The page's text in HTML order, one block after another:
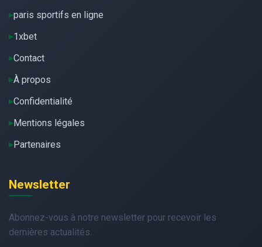
paris sportifs en ligne
1xbet
Contact
À propos
Confidentialité
Mentions légales
Partenaires
Newsletter
Abonnez-vous à notre newsletter pour recevoir les
dernières actualités.